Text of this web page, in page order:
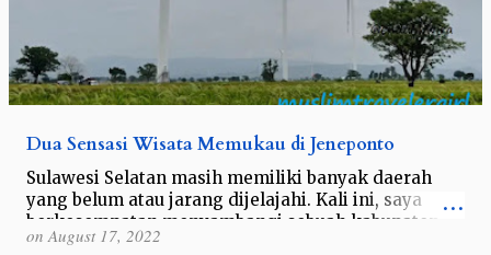
Dua Sensasi Wisata Memukau di Jeneponto
Sulawesi Selatan masih memiliki banyak daerah
yang belum atau jarang dijelajahi. Kali ini, saya
berkesempatan menyambangi sebuah kabupaten
tetangga Bulukumba, yaitu kabupaten Jene…
onAugust 17, 2022